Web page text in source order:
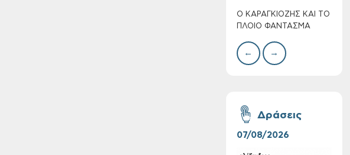
Πολύ Υψηλός
για αύριο Σάββατο 8
Αυγούστου 2026
Ο ΚΑΡΑΓΚΙΟΖΗΣ ΚΑΙ ΤΟ
ΠΛΟΙΟ ΦΑΝΤΑΣΜΑ
← →
Δράσεις
07/08/2026